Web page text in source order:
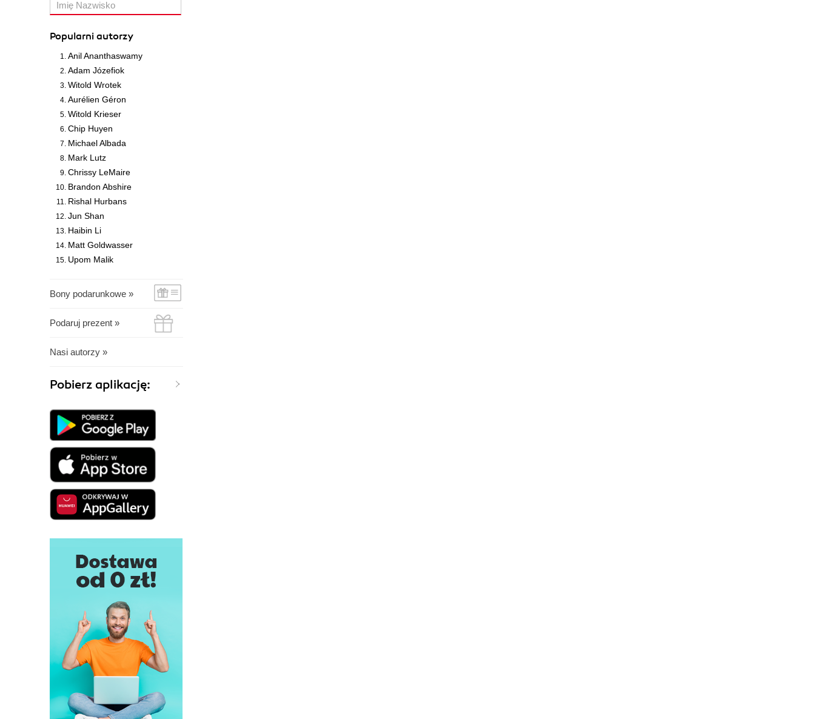
Popularni autorzy
Anil Ananthaswamy
Adam Józefiok
Witold Wrotek
Aurélien Géron
Witold Krieser
Chip Huyen
Michael Albada
Mark Lutz
Chrissy LeMaire
Brandon Abshire
Rishal Hurbans
Jun Shan
Haibin Li
Matt Goldwasser
Upom Malik
Bony podarunkowe »
Podaruj prezent »
Nasi autorzy »
Pobierz aplikację: